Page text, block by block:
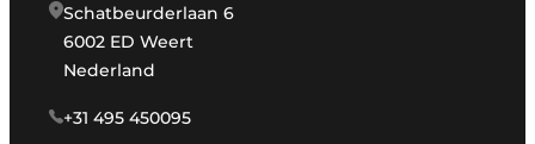
Schatbeurderlaan 6
6002 ED Weert
Nederland
+31 495 450095